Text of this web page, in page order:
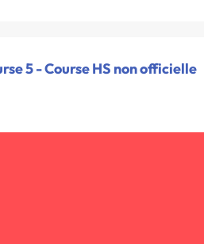
5 - Course HS non officielle